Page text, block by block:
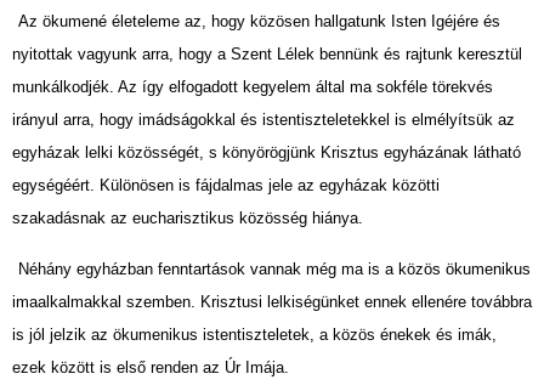
Az ökumené életeleme az, hogy közösen hallgatunk Isten Igéjére és
nyitottak vagyunk arra, hogy a Szent Lélek bennünk és rajtunk keresztül
munkálkodjék. Az így elfogadott kegyelem által ma sokféle törekvés
irányul arra, hogy imádságokkal és istentiszteletekkel is elmélyítsük az
egyházak lelki közösségét, s könyörögjünk Krisztus egyházának látható
egységéért. Külö­nösen is fájdalmas jele az egyházak közötti
szakadásnak az eucharisztikus közösség hiánya.
Néhány egyházban fenntartások vannak még ma is a közös ökumenikus
imaalkalmakkal szemben. Krisztusi lelkiségünket ennek ellenére továbbra
is jól jelzik az ökumenikus istentiszteletek, a közös énekek és imák,
ezek között is első renden az Úr Imája.